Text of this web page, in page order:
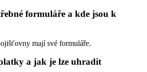
formuláře a kde jsou k
mají své formuláře.
a jak je lze uhradit